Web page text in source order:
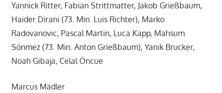
Yannick Ritter, Fabian Strittmatter, Jakob Grießbaum,
Haider Dirani (73. Min. Luis Richter), Marko
Radovanovic, Pascal Martin, Luca Kapp, Mahsum
Sönmez (73. Min. Anton Grießbaum), Yanik Brucker,
Noah Gibaja, Celal Öncue
Marcus Mädler